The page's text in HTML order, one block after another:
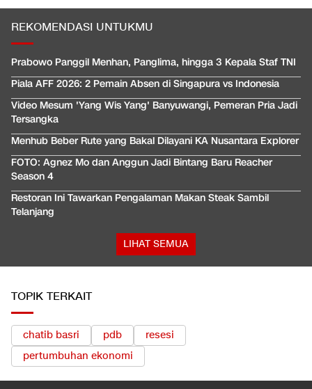
REKOMENDASI UNTUKMU
Prabowo Panggil Menhan, Panglima, hingga 3 Kepala Staf TNI
Piala AFF 2026: 2 Pemain Absen di Singapura vs Indonesia
Video Mesum 'Yang Wis Yang' Banyuwangi, Pemeran Pria Jadi
Tersangka
Menhub Beber Rute yang Bakal Dilayani KA Nusantara Explorer
FOTO: Agnez Mo dan Anggun Jadi Bintang Baru Reacher
Season 4
Restoran Ini Tawarkan Pengalaman Makan Steak Sambil
Telanjang
LIHAT SEMUA
TOPIK TERKAIT
chatib basri pdb
resesi
pertumbuhan ekonomi